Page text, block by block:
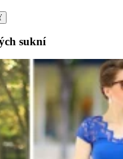
sukní